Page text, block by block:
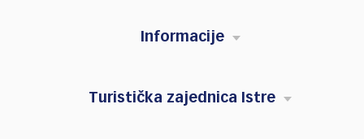
Informacije
Turistička zajednica Istre